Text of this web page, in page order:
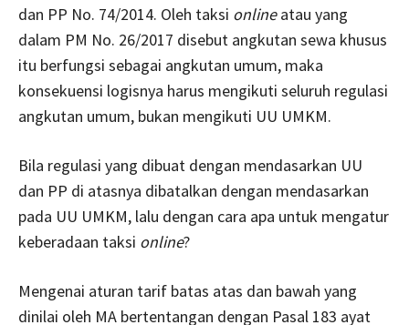
dan PP No. 74/2014. Oleh taksi onlineatau yang
dalam PM No. 26/2017 disebut angkutan sewa khusus
itu berfungsi sebagai angkutan umum, maka
konsekuensi logisnya harus mengikuti seluruh regulasi
angkutan umum, bukan mengikuti UU UMKM.
Bila regulasi yang dibuat dengan mendasarkan UU
dan PP di atasnya dibatalkan dengan mendasarkan
pada UU UMKM, lalu dengan cara apa untuk mengatur
keberadaan taksi online?
Mengenai aturan tarif batas atas dan bawah yang
dinilai oleh MA bertentangan dengan Pasal 183 ayat